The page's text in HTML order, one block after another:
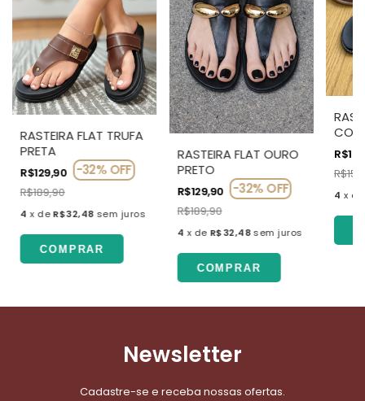
RASTEIRA FLAT TRUFA
PRETA
R$129,90 -32%OFF
R$189,90
4 x deR$32,48 sem juros
COMPRAR
RASTEIRA FLAT OURO
PRETO
R$129,90 -32%OFF
R$189,90
4 x de R$32,48 sem juros
COMPRAR
4 x
Newsletter
Cadastre-se e receba nossas ofertas.